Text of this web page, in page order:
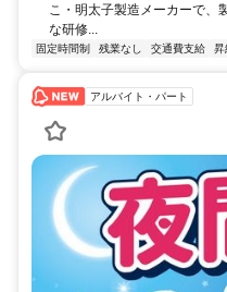
こ・明太子製造メーカーで、
な研修...
固定時間制 残業なし 交通費支給 昇
アルバイト・パート